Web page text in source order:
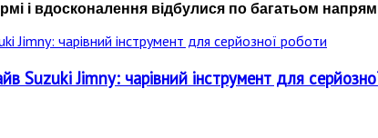
і вдосконалення відбулися по багатьом
Suzuki Jimny: чарівний інструмент для